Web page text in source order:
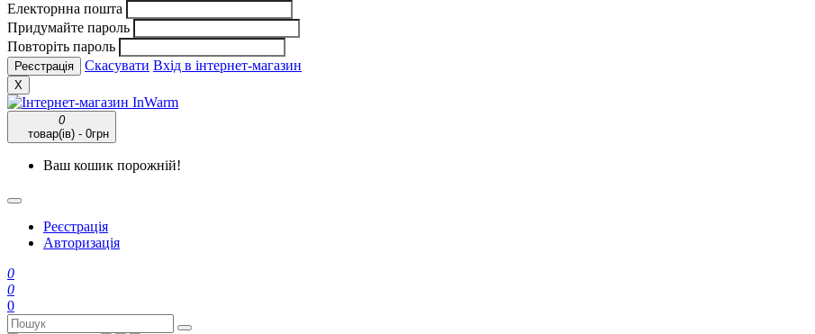
Електорнна пошта
Придумайте пароль
Повторіть пароль
Скасувати Вхід в інтернет-магазин
X
0
товар(ів) - 0грн
Ваш кошик порожній!
Реєстрація
Авторизація
0
0
0